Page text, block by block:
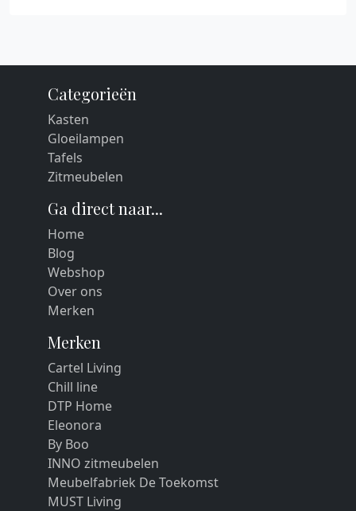
Categorieën
Kasten
Gloeilampen
Tafels
Zitmeubelen
Ga direct naar...
Home
Blog
Webshop
Over ons
Merken
Merken
Cartel Living
Chill line
DTP Home
Eleonora
By Boo
INNO zitmeubelen
Meubelfabriek De Toekomst
MUST Living